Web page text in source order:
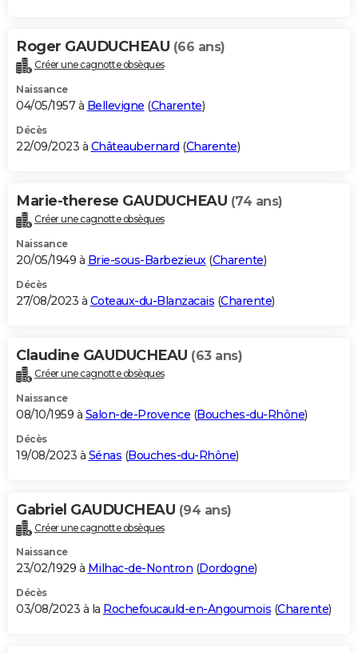
Roger GAUDUCHEAU (66 ans)
Créer une cagnotte obsèques
Naissance
04/05/1957 à Bellevigne (Charente)
Décès
22/09/2023 à Châteaubernard (Charente)
Marie-therese GAUDUCHEAU (74 ans)
Créer une cagnotte obsèques
Naissance
20/05/1949 à Brie-sous-Barbezieux(Charente)
Décès
27/08/2023 à Coteaux-du-Blanzacais (Charente)
Claudine GAUDUCHEAU (63 ans)
Créer une cagnotte obsèques
Naissance
08/10/1959 à Salon-de-Provence (Bouches-du-Rhône)
Décès
19/08/2023 à Sénas (Bouches-du-Rhône)
Gabriel GAUDUCHEAU (94 ans)
Créer une cagnotte obsèques
Naissance
23/02/1929 à Milhac-de-Nontron (Dordogne)
Décès
03/08/2023 à la Rochefoucauld-en-Angoumois (Charente)